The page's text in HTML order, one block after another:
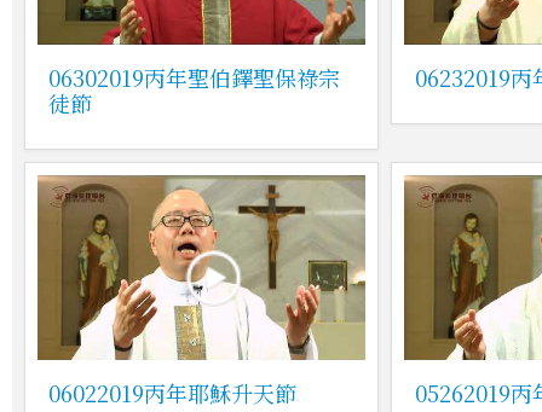
06302019丙年聖伯鐸聖保祿宗
徒節
06232019丙
06022019丙年耶穌升天節 05262019丙